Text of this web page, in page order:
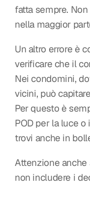
fatta sempre.
nella maggior
Un altro errore è
verificare che il
Nei condomini,
vicini, può
Per questo è
POD per la luce
trovi anche in
Attenzione anche
non includere i